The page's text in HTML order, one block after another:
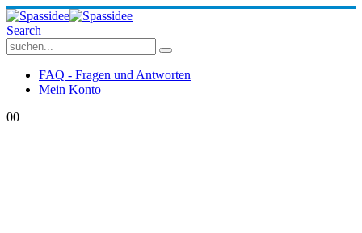
Search
FAQ - Fragen und Antworten
Mein Konto
00